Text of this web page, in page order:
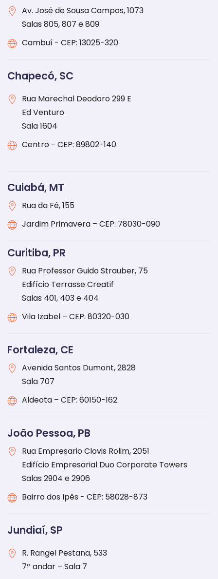
Av. José de Sousa Campos, 1073
Salas 805, 807 e 809
Cambuí - CEP: 13025-320
Chapecó, SC
Rua Marechal Deodoro 299 E
Ed Venturo
Sala 1604
Centro - CEP: 89802-140
Cuiabá, MT
Rua da Fé, 155
Jardim Primavera – CEP: 78030-090
Curitiba, PR
Rua Professor Guido Strauber, 75
Edifício Terrasse Creatif
Salas 401, 403 e 404
Vila Izabel – CEP: 80320-030
Fortaleza, CE
Avenida Santos Dumont, 2828
Sala 707
Aldeota – CEP: 60150-162
João Pessoa, PB
Rua Empresario Clovis Rolim, 2051
Edifício Empresarial Duo Corporate Towers
Salas 2904 e 2906
Bairro dos Ipês - CEP: 58028-873
Jundiaí, SP
R. Rangel Pestana, 533
7º andar – Sala 7